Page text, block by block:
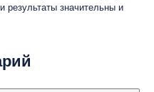
результаты значительны и